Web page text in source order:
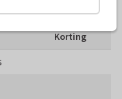
Korting